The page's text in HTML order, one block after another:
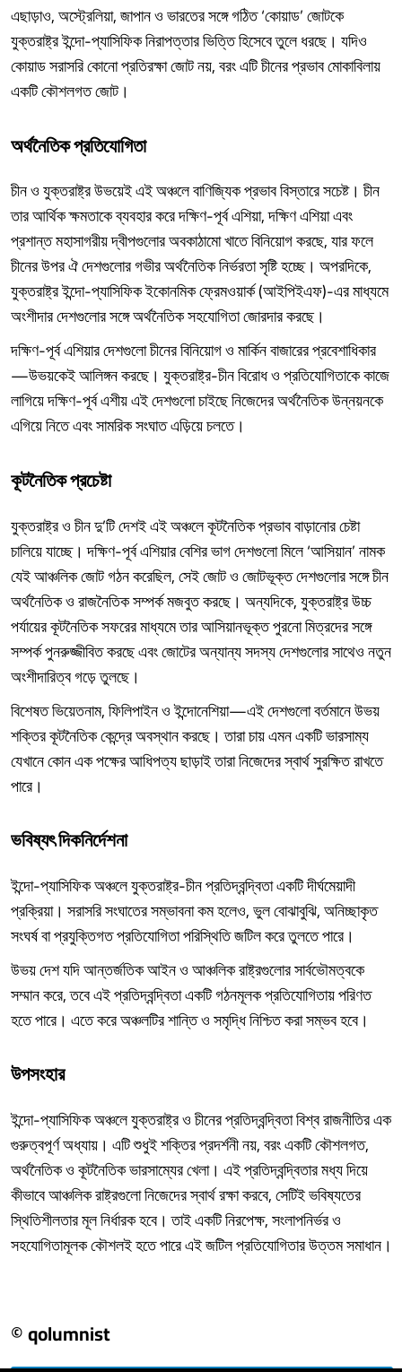
এছাড়াও, অস্ট্রেলিয়া, জাপান ও ভারতের সঙ্গে গঠিত ‘কোয়াড’ জোটকে
যুক্তরাষ্ট্র ইন্দো-প্যাসিফিক নিরাপত্তার ভিত্তি হিসেবে তুলে ধরছে। যদিও
কোয়াড সরাসরি কোনো প্রতিরক্ষা জোট নয়, বরং এটি চীনের প্রভাব মোকাবিলায়
একটি কৌশলগত জোট।
অর্থনৈতিকপ্রতিযোগিতা
চীন ও যুক্তরাষ্ট্র উভয়েই এই অঞ্চলে বাণিজ্যিক প্রভাব বিস্তারে সচেষ্ট। চীন
তার আর্থিক ক্ষমতাকে ব্যবহার করে দক্ষিণ-পূর্ব এশিয়া, দক্ষিণ এশিয়া এবং
প্রশান্ত মহাসাগরীয় দ্বীপগুলোর অবকাঠামো খাতে বিনিয়োগ করছে, যার ফলে
চীনের উপর ঐ দেশগুলোর গভীর অর্থনৈতিক নির্ভরতা সৃষ্টি হচ্ছে। অপরদিকে,
যুক্তরাষ্ট্র ইন্দো-প্যাসিফিক ইকোনমিক ফ্রেমওয়ার্ক (আইপিইএফ)-এর মাধ্যমে
অংশীদার দেশগুলোর সঙ্গে অর্থনৈতিক সহযোগিতা জোরদার করছে।
দক্ষিণ-পূর্ব এশিয়ার দেশগুলো চীনের বিনিয়োগ ও মার্কিন বাজারের প্রবেশাধিকার
—উভয়কেই আলিঙ্গন করছে। যুক্তরাষ্ট্র-চীন বিরোধ ও প্রতিযোগিতাকে কাজে
লাগিয়ে দক্ষিণ-পূর্ব এশীয় এই দেশগুলো চাইছে নিজেদের অর্থনৈতিক উন্নয়নকে
এগিয়ে নিতে এবং সামরিক সংঘাত এড়িয়ে চলতে।
কূটনৈতিকপ্রচেষ্টা
যুক্তরাষ্ট্র ও চীন দু’টি দেশই এই অঞ্চলে কূটনৈতিক প্রভাব বাড়ানোর চেষ্টা
চালিয়ে যাচ্ছে। দক্ষিণ-পূর্ব এশিয়ার বেশির ভাগ দেশগুলো মিলে ‘আসিয়ান’ নামক
যেই আঞ্চলিক জোট গঠন করেছিল, সেই জোট ও জোটভূক্ত দেশগুলোর সঙ্গে চীন
অর্থনৈতিক ও রাজনৈতিক সম্পর্ক মজবুত করছে। অন্যদিকে, যুক্তরাষ্ট্র উচ্চ
পর্যায়ের কূটনৈতিক সফরের মাধ্যমে তার আসিয়ানভূক্ত পুরনো মিত্রদের সঙ্গে
সম্পর্ক পুনরুজ্জীবিত করছে এবং জোটের অন্যান্য সদস্য দেশগুলোর সাথেও নতুন
অংশীদারিত্ব গড়ে তুলছে।
বিশেষত ভিয়েতনাম, ফিলিপাইন ও ইন্দোনেশিয়া—এই দেশগুলো বর্তমানে উভয়
শক্তির কূটনৈতিক কেন্দ্রে অবস্থান করছে। তারা চায় এমন একটি ভারসাম্য
যেখানে কোন এক পক্ষের আধিপত্য ছাড়াই তারা নিজেদের স্বার্থ সুরক্ষিত রাখতে
পারে।
ভবিষ্যৎদিকনির্দেশনা
ইন্দো-প্যাসিফিক অঞ্চলে যুক্তরাষ্ট্র-চীন প্রতিদ্বন্দ্বিতা একটি দীর্ঘমেয়াদী
প্রক্রিয়া। সরাসরি সংঘাতের সম্ভাবনা কম হলেও, ভুল বোঝাবুঝি, অনিচ্ছাকৃত
সংঘর্ষ বা প্রযুক্তিগত প্রতিযোগিতা পরিস্থিতি জটিল করে তুলতে পারে।
উভয় দেশ যদি আন্তর্জতিক আইন ও আঞ্চলিক রাষ্ট্রগুলোর সার্বভৌমত্বকে
সম্মান করে, তবে এই প্রতিদ্বন্দ্বিতা একটি গঠনমূলক প্রতিযোগিতায় পরিণত
হতে পারে। এতে করে অঞ্চলটির শান্তি ও সমৃদ্ধি নিশ্চিত করা সম্ভব হবে।
উপসংহার
ইন্দো-প্যাসিফিক অঞ্চলে যুক্তরাষ্ট্র ও চীনের প্রতিদ্বন্দ্বিতা বিশ্ব রাজনীতির এক
গুরুত্বপূর্ণ অধ্যায়। এটি শুধুই শক্তির প্রদর্শনী নয়, বরং একটি কৌশলগত,
অর্থনৈতিক ও কূটনৈতিক ভারসাম্যের খেলা। এই প্রতিদ্বন্দ্বিতার মধ্য দিয়ে
কীভাবে আঞ্চলিক রাষ্ট্রগুলো নিজেদের স্বার্থ রক্ষা করবে, সেটিই ভবিষ্যতের
স্থিতিশীলতার মূল নির্ধারক হবে। তাই একটি নিরপেক্ষ, সংলাপনির্ভর ও
সহযোগিতামূলক কৌশলই হতে পারে এই জটিল প্রতিযোগিতার উত্তম সমাধান।
© qolumnist